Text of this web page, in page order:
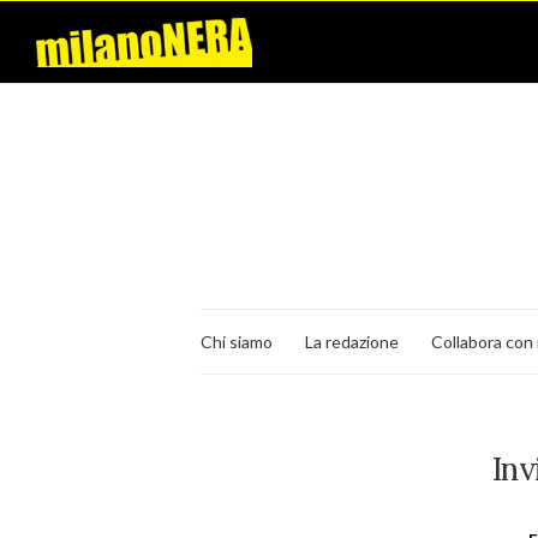
Chi siamo La redazione Collabora con